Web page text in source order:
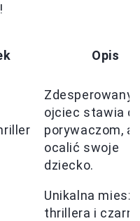
Opis
Zdesperowany
ojciec stawia
porywaczom,
ocalić swoje
dziecko.
Unikalna
thrillera i